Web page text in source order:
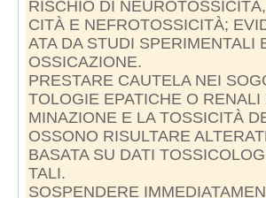
RISCHIO DI
CITÀ E NEFROTOSSICITÀ;
ATA DA STUDI SPERIMENTALI
OSSICAZIONE.
PRESTARE CAUTELA NEI
TOLOGIE EPATICHE O RENALI
MINAZIONE E LA TOSSICITÀ
OSSONO RISULTARE
BASATA SU DATI
TALI.
SOSPENDERE